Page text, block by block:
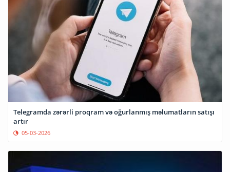
Telegramda zərərli proqram və oğurlanmış məlumatların satışı
artır
05-03-2026